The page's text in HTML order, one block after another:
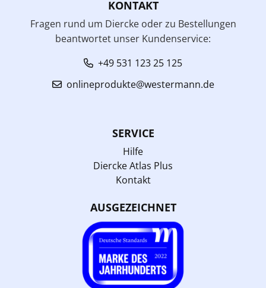
KONTAKT
Fragen rund um Diercke oder zu Bestellungen
beantwortet unser Kundenservice:
+49 531 123 25 125
onlineprodukte@westermann.de
SERVICE
Hilfe
Diercke Atlas Plus
Kontakt
AUSGEZEICHNET